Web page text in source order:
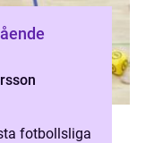
fotbollsliga